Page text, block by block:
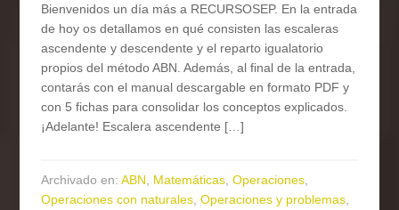
Bienvenidos un día más a RECURSOSEP. En la entrada
de hoy os detallamos en qué consisten las escaleras
ascendente y descendente y el reparto igualatorio
propios del método ABN. Además, al final de la entrada,
contarás con el manual descargable en formato PDF y
con 5 fichas para consolidar los conceptos explicados.
¡Adelante! Escalera ascendente […]
Archivado en:ABN Matemáticas ,Operaciones
Operaciones con naturales ,Operaciones y problemas